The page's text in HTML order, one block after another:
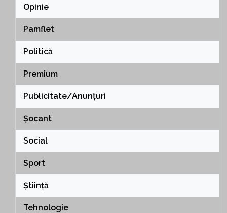
Opinie
Pamflet
Politică
Premium
Publicitate/Anunțuri
Șocant
Social
Sport
Știință
Tehnologie